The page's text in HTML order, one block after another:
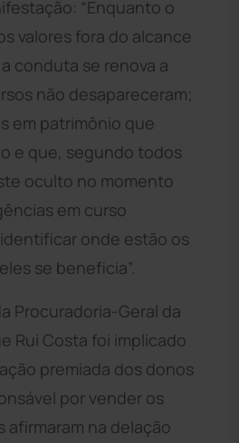
“Enquanto o
valores fora do alcance
conduta se renova a
não desapareceram;
em patrimônio que
e que, segundo todos
oculto no momento
em curso
onde estão os
se beneficia”.
Procuradoria-Geral da
Rui Costa foi implicado
premiada dos donos
por vender os
afirmaram na delação